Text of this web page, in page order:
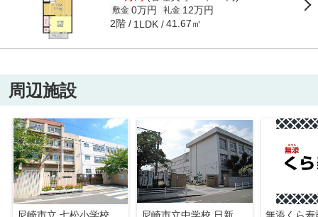
敷金 0万円 礼金 12万円
2階 1LDK 41.67㎡
周辺施設